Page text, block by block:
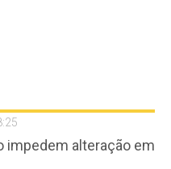
impedem alteração em